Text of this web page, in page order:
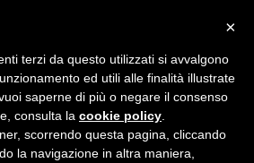
×
terzi da questo utilizzati si avvalgono
ed utili alle finalità illustrate
saperne di più o negare il consenso
consulta la cookie policy
scorrendo questa pagina, cliccando
la navigazione in altra maniera,